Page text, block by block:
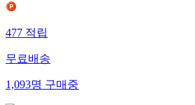
477적립
무료배송
1,093명구매중